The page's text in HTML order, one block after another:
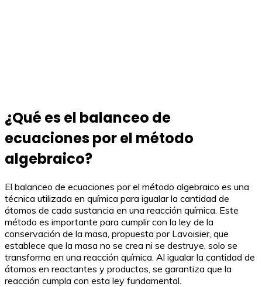
¿Qué es el balanceo de
ecuaciones por el método
algebraico?
El balanceo de ecuaciones por el método algebraico es una
técnica utilizada en química para igualar la cantidad de
átomos de cada sustancia en una reacción química. Este
método es importante para cumplir con la ley de la
conservación de la masa, propuesta por Lavoisier, que
establece que la masa no se crea ni se destruye, solo se
transforma en una reacción química. Al igualar la cantidad de
átomos en reactantes y productos, se garantiza que la
reacción cumpla con esta ley fundamental.